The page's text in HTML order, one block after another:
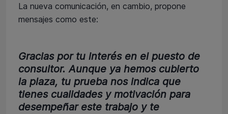
La nueva comunicación, en cambio, propone
mensajes como este:
Gracias por tu interés en el puesto de
consultor. Aunque ya hemos cubierto
la plaza, tu prueba nos indica que
tienes cualidades y motivación para
desempeñar este trabajo y te